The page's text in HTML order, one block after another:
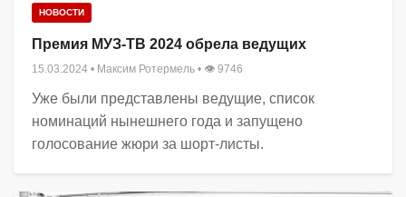
НОВОСТИ
Премия МУЗ-ТВ 2024 обрела ведущих
15.03.2024 • Максим Ротермель • 👁 9746
Уже были представлены ведущие, список
номинаций нынешнего года и запущено
голосование жюри за шорт-листы.